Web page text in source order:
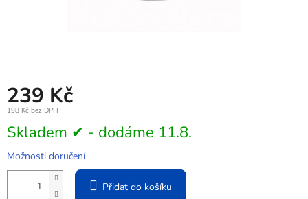
239 Kč
198 Kč bez DPH
Měrná
cena:
Skladem ✔ - dodáme 11.8.
Možnosti doručení
Přidat do košíku